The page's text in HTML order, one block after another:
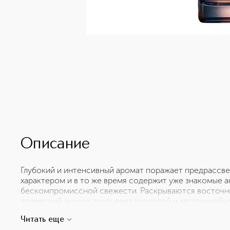
Описание
Глубокий и интенсивный аромат поражает
характером и в то же время содержит уже знакомые
бескомпромиссной свежести. Раскрываются
древесный аккорд окутывает теплотой и загадочной
этом, духу Sauvage. Франсуа Демаши решил
Читать еще